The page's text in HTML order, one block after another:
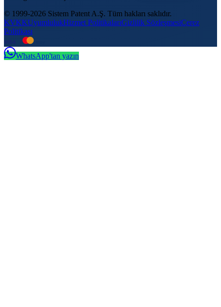
© 1999-2026 Sistem Patent A.Ş. Tüm hakları saklıdır.
KVKKUyumlulukHizmet PolitikalarıGizlilik SözleşmesiÇerez
Politikası
WhatsApp'tan yazın